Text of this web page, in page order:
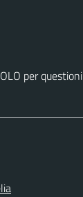
per questioni